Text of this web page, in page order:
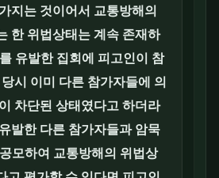
지는 것이어서 교통방해의
한 위법상태는 계속 존재하
유발한 집회에 피고인이 참
시 이미 다른 참가자들에 의
차단된 상태였다고 하더라
발한 다른 참가자들과 암묵
모하여 교통방해의 위법상